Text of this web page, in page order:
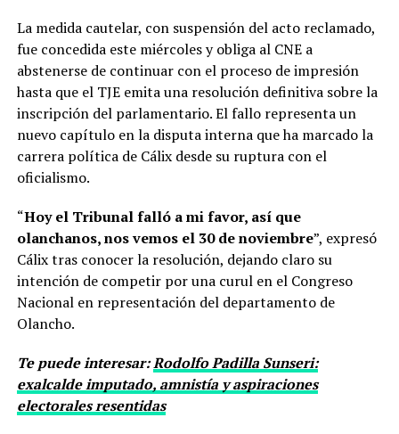
La medida cautelar, con suspensión del acto reclamado,
fue concedida este miércoles y obliga al CNE a
abstenerse de continuar con el proceso de impresión
hasta que el TJE emita una resolución definitiva sobre la
inscripción del parlamentario. El fallo representa un
nuevo capítulo en la disputa interna que ha marcado la
carrera política de Cálix desde su ruptura con el
oficialismo.
“Hoy el Tribunal falló a mi favor, así que
olanchanos, nos vemos el 30 de noviembre”, expresó
Cálix tras conocer la resolución, dejando claro su
intención de competir por una curul en el Congreso
Nacional en representación del departamento de
Olancho.
Te puede interesar:Rodolfo Padilla Sunseri:
exalcalde imputado, amnistía y aspiraciones
electorales resentidas